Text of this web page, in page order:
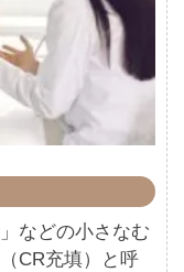
などの小さなむ
CR充填）と呼